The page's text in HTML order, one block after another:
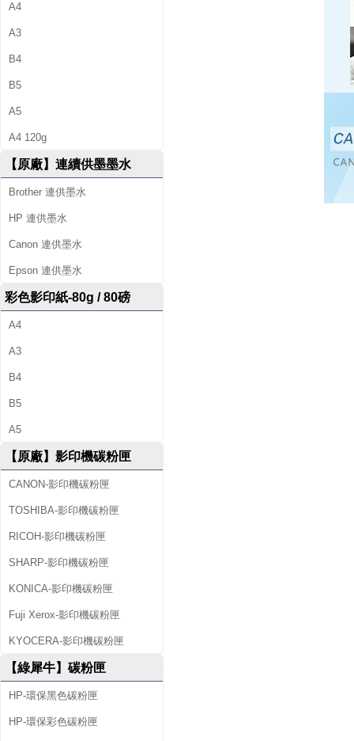
A4
A3
B4
B5
A5
A4 120g
【原廠】連續供墨墨水
Brother 連供墨水
HP 連供墨水
Canon 連供墨水
Epson 連供墨水
彩色影印紙-80g / 80磅
A4
A3
B4
B5
A5
【原廠】影印機碳粉匣
CANON-影印機碳粉匣
TOSHIBA-影印機碳粉匣
RICOH-影印機碳粉匣
SHARP-影印機碳粉匣
KONICA-影印機碳粉匣
Fuji Xerox-影印機碳粉匣
KYOCERA-影印機碳粉匣
【綠犀牛】碳粉匣
HP-環保黑色碳粉匣
HP-環保彩色碳粉匣